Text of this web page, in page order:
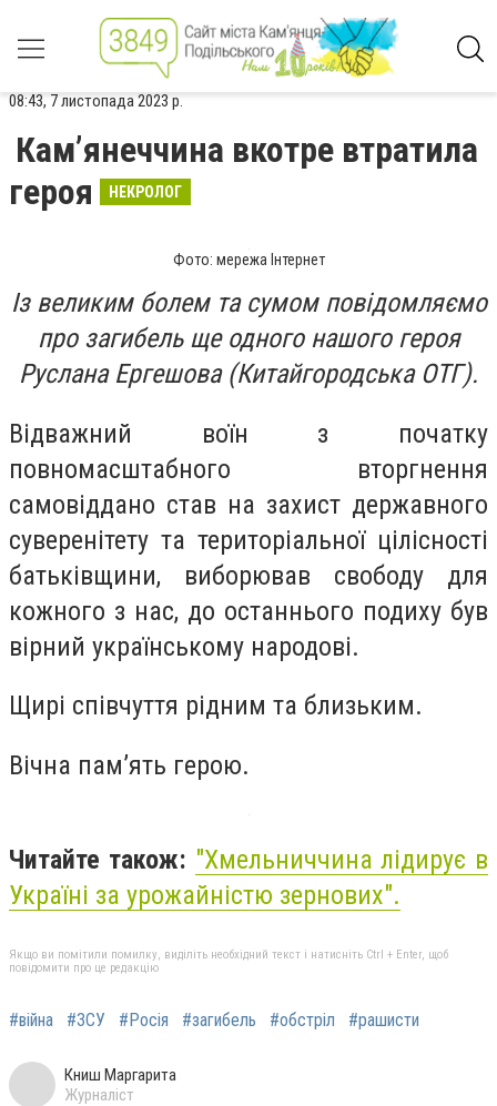
08:43, 7 листопада 2023 р.
Кам’янеччина вкотре втратила
героя
НЕКРОЛОГ
Фото: мережа Інтернет
Із великим болем та сумом повідомляємо
про загибель ще одного нашого героя
Руслана Ергешова (Китайгородська ОТГ).
Відважний воїн з початку
повномасштабного вторгнення
самовіддано став на захист державного
суверенітету та територіальної цілісності
батьківщини, виборював свободу для
кожного з нас, до останнього подиху був
вірний українському народові.
Щирі співчуття рідним та близьким.
Вічна пам’ять герою.
Читайте також: "Хмельниччина лідирує в
Україні за урожайністю зернових".
Якщо ви помітили помилку, виділіть необхідний текст і натисніть Ctrl + Enter, щоб
повідомити про це редакцію
#війна #ЗСУ #Росія #загибель #обстріл #рашисти
Книш Маргарита
Журналіст